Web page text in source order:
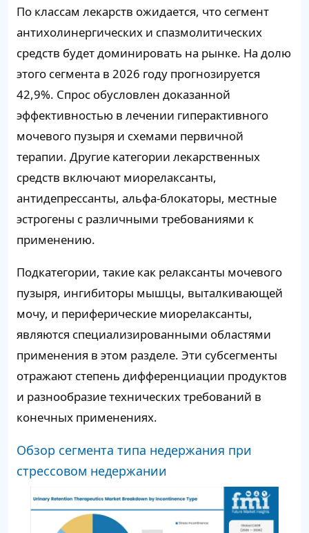
По классам лекарств ожидается, что сегмент
антихолинергических и спазмолитических
средств будет доминировать на рынке. На долю
этого сегмента в 2026 году прогнозируется
42,9%. Спрос обусловлен доказанной
эффективностью в лечении гиперактивного
мочевого пузыря и схемами первичной
терапии. Другие категории лекарственных
средств включают миорелаксанты,
антидепрессанты, альфа-блокаторы, местные
эстрогены с различными требованиями к
применению.
Подкатегории, такие как релаксанты мочевого
пузыря, ингибиторы мышцы, выталкивающей
мочу, и периферические миорелаксанты,
являются специализированными областями
применения в этом разделе. Эти субсегменты
отражают степень дифференциации продуктов
и разнообразие технических требований в
конечных применениях.
Обзор сегмента типа недержания при
стрессовом недержании